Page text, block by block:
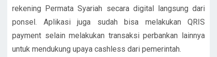
rekening Permata Syariah secara digital langsung dari
ponsel. Aplikasi juga sudah bisa melakukan QRIS
payment selain melakukan transaksi perbankan lainnya
untuk mendukung upaya cashless dari pemerintah.